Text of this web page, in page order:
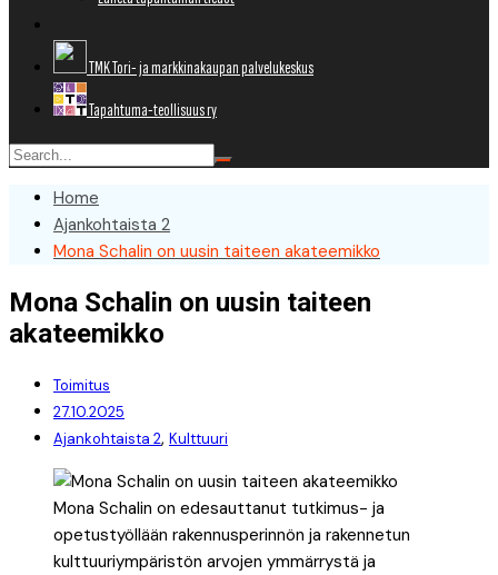
TMK Tori- ja markkinakaupan palvelukeskus
Tapahtuma-teollisuus ry
Home
Ajankohtaista 2
Mona Schalin on uusin taiteen akateemikko
Mona Schalin on uusin taiteen
akateemikko
Toimitus
27.10.2025
Ajankohtaista 2, Kulttuuri
Mona Schalin on edesauttanut tutkimus- ja
opetustyöllään rakennusperinnön ja rakennetun
kulttuuriympäristön arvojen ymmärrystä ja